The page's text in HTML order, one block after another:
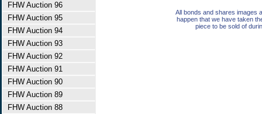
FHW Auction 96
FHW Auction 95
FHW Auction 94
FHW Auction 93
FHW Auction 92
FHW Auction 91
FHW Auction 90
FHW Auction 89
FHW Auction 88
All bonds and shares images
happen that we have taken
piece to be sold of